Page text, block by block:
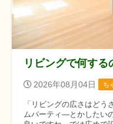
リビングで何する
2026年08月04日 ち
「リビングの広さはど
ムパーティ―とかしたい